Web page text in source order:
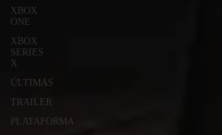
XBOX
ONE
XBOX
SERIES
X
ÚLTIMAS
TRAILER
PLATAFORMA